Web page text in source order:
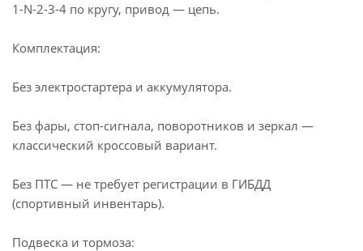
1-N-2-3-4 по кругу, привод — цепь.
Комплектация:
Без электростартера и аккумулятора.
Без фары, стоп-сигнала, поворотников и зеркал —
классический кроссовый вариант.
Без ПТС — не требует регистрации в ГИБДД
(спортивный инвентарь).
Подвеска и тормоза: